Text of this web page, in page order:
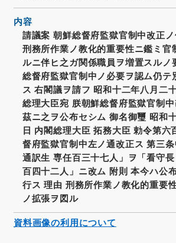
内容
請議案 朝鮮総督府監獄官制中改正
刑務所作業ノ教化的重要性ニ鑑ミ官
ルニ伴ヒ之ガ関係職員ヲ増置スルノ
総督府監獄官制中ノ必要ヲ認ム仍テ
ス 右閣議ヲ請フ 昭和十二年八月二
総理大臣宛 朕朝鮮総督府監獄官制
茲ニ之ヲ公布セシム 御名御璽 昭和
日 内閣総理大臣 拓務大臣 勅令第六
督府監獄官制中左ノ通改正ス 第三
通訳生 専任百三十七人」ヲ「看守
百四十二人」ニ改ム 附則 本今ハ公
行ス 理由 刑務所作業ノ教化的重要
ノ拡張ヲ図ル
資料画像の利用について